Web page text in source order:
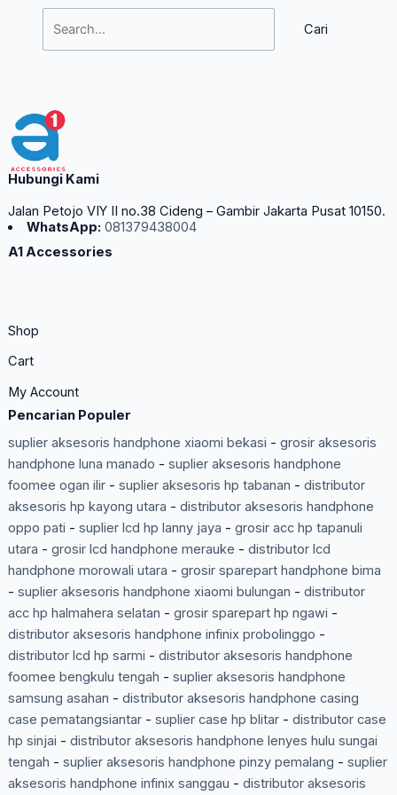
Hubungi Kami
Jalan Petojo VIY II no.38 Cideng – Gambir Jakarta Pusat 10150.
WhatsApp: 081379438004
A1 Accessories
Shop
Cart
My Account
Pencarian Populer
suplier aksesoris handphone xiaomi bekasi - grosir aksesoris
handphone luna manado - suplier aksesoris handphone
foomee ogan ilir- suplier aksesoris hp tabanan - distributor
aksesoris hp kayong utara - distributor aksesoris handphone
oppo pati - suplier lcd hp lanny jaya - grosir acc hp tapanuli
utara - grosir lcd handphone merauke - distributor lcd
handphone morowali utara - grosir sparepart handphone bima
- suplier aksesoris handphone xiaomi bulungan - distributor
acc hp halmahera selatan - grosir sparepart hp ngawi -
distributor aksesoris handphone infinix probolinggo -
distributor lcd hp sarmi - distributor aksesoris handphone
foomee bengkulu tengah - suplier aksesoris handphone
samsung asahan - distributor aksesoris handphone casing
case pematangsiantar- suplier case hp blitar- distributor case
hp sinjai - distributor aksesoris handphone lenyes hulu sungai
tengah - suplier aksesoris handphone pinzy pemalang - suplier
aksesoris handphone infinix sanggau - distributor aksesoris